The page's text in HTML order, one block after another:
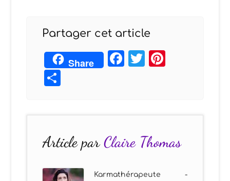
Partager cet article
Share Facebook
Twitter
Article parClaire Thomas
Karmathérapeute -